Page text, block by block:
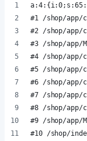
#1 /shop/app/
#2 /shop/app/
#3 /shop/app/
#4 /shop/app/
#5 /shop/app/
#6 /shop/app/
#7 /shop/app/
#8 /shop/app/
#9 /shop/app/
#10 /shop/